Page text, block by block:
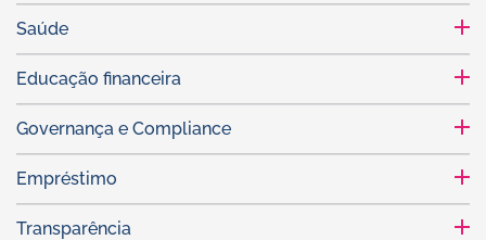
Saúde
Educação financeira
Governança e Compliance
Empréstimo
Transparência